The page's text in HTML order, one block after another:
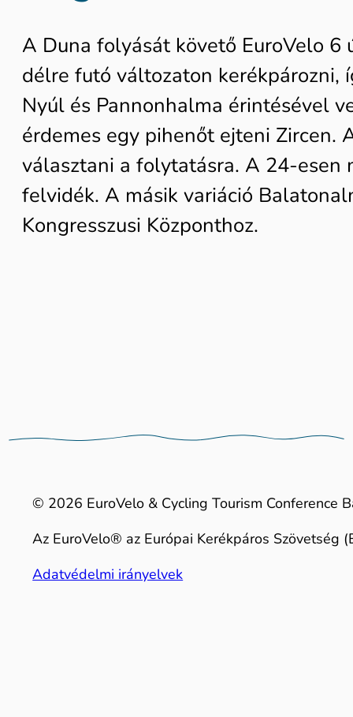
A Duna folyását követő EuroVelo
délre futó változaton kerékpározni,
Nyúl és Pannonhalma érintésével
érdemes egy pihenőt ejteni Zircen.
választani a folytatásra. A 24-esen
felvidék. A másik variáció
Kongresszusi Központhoz.
© 2026 EuroVelo & Cycling Tourism Conference
Az EuroVelo® az Európai Kerékpáros Szövetség
Adatvédelmi irányelvek